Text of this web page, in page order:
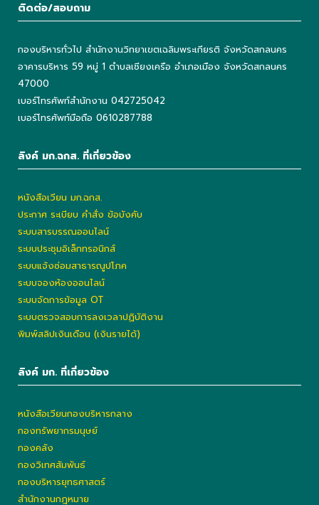
ติดต่อ/สอบถาม
กองบริหารทั่วไป สำนักงานวิทยาเขตเฉลิมพระเกียรติ จังหวัดสกลนคร
อาคารบริหาร 59 หมู่ 1 ตำบลเชียงเครือ อำเภอเมือง จังหวัดสกลนคร
47000
เบอร์โทรศัพท์สำนักงาน 042725042
เบอร์โทรศัพท์มือถือ 0610287788
ลิงค์ มก.ฉกส. ที่เกี่ยวข้อง
หนังสือเวียน มก.ฉกส.
ประกาศ ระเบียบ คำสั่ง ข้อบังคับ
ระบบสารบรรณออนไลน์
ระบบประชุมอิเล็กทรอนิกส์
ระบบแจ้งซ่อมสาธารณูปโภค
ระบบจองห้องออนไลน์
ระบบจัดการข้อมูล OT
ระบบตรวจสอบการลงเวลาปฏิบัติงาน
พิมพ์สลิปเงินเดือน (เงินรายได้)
ลิงค์ มก. ที่เกี่ยวข้อง
หนังสือเวียนกองบริหารกลาง
กองทรัพยากรมนุษย์
กองคลัง
กองวิเทศสัมพันธ์
กองบริหารยุทธศาสตร์
สำนักงานกฎหมาย